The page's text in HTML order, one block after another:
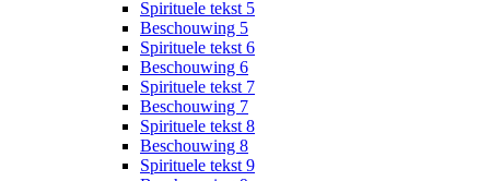
Spirituele tekst 5
Beschouwing 5
Spirituele tekst 6
Beschouwing 6
Spirituele tekst 7
Beschouwing 7
Spirituele tekst 8
Beschouwing 8
Spirituele tekst 9